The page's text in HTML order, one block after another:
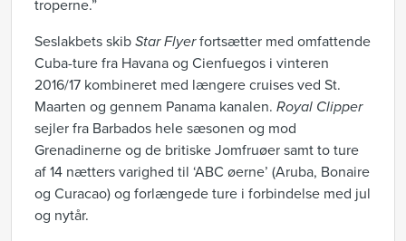
troperne.”
Seslakbets skib Star Flyerfortsætter med omfattende
Cuba-ture fra Havana og Cienfuegos i vinteren
2016/17 kombineret med længere cruises ved St.
Maarten og gennem Panama kanalen. Royal Clipper
sejler fra Barbados hele sæsonen og mod
Grenadinerne og de britiske Jomfruøer samt to ture
af 14 nætters varighed til ‘ABC øerne’ (Aruba, Bonaire
og Curacao) og forlængede ture i forbindelse med jul
og nytår.